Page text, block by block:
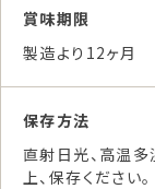
賞味期限
製造より12ヶ月
保存方法
直射日光、高温
上、保存ください。